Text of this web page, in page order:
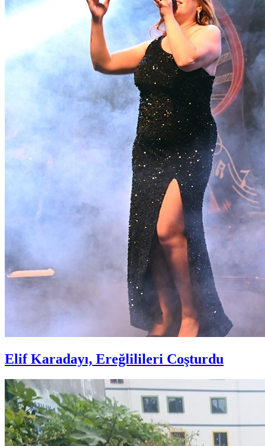
Elif Karadayı, Ereğlilileri Coşturdu